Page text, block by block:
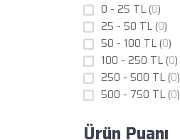
0 - 25 TL (0)
25 - 50 TL (0)
50 - 100 TL (0)
100 - 250 TL (0)
250 - 500 TL (0)
500 - 750 TL (0)
Ürün Puanı